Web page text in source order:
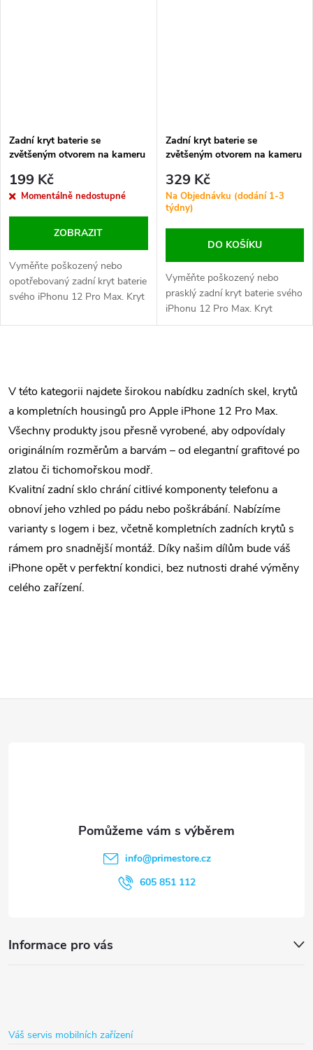
Zadní kryt baterie se
zvětšeným otvorem na kameru
Max HQ - Zlatý
199 Kč
Momentálně nedostupné
ZOBRAZIT
Vyměňte poškozený nebo
opotřebovaný zadní kryt baterie
svého iPhonu 12 Pro Max. Kryt
kameru a dodává se s lepením
Zadní kryt baterie se
zvětšeným otvorem na kameru
Max OEM - Modrý
329 Kč
Na Objednávku (dodání 1-3
týdny)
DO KOŠÍKU
Vyměňte poškozený nebo
prasklý zadní kryt baterie svého
iPhonu 12 Pro Max. Kryt
obsahuje zvětšený otvor na
v
l
á
d
a
c
í
p
y
V této kategorii najdete širokou nabídku zadních skel, krytů
a kompletních housingů pro Apple iPhone 12 Pro Max.
Všechny produkty jsou přesně vyrobené, aby odpovídaly
originálním rozměrům a barvám – od elegantní grafitové po
zlatou či tichomořskou modř.
Kvalitní zadní sklo chrání citlivé komponenty telefonu a
obnoví jeho vzhled po pádu nebo poškrábání. Nabízíme
varianty s logem i bez, včetně kompletních zadních krytů s
rámem pro snadnější montáž. Díky našim dílům bude váš
iPhone opět v perfektní kondici, bez nutnosti drahé výměny
celého zařízení.
Informace pro vás
info@primestore.cz
605 851 112
Váš servis mobilních zařízení